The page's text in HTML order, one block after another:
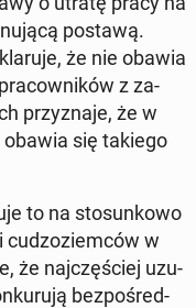
postawą.
że nie obawia
z za­
przyz­na­je, że w
się takiego
to na sto­sunkowo
cud­zoziem­ców w
że na­jczęś­ciej uzu­
bezpośred­